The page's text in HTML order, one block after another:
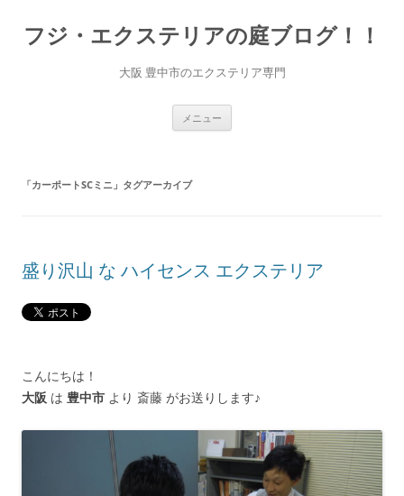
テ
ン
フジ・エクステリアの庭ブログ！！
大阪 豊中市のエクステリア専門
メニュー
「カーポートSCミニ 」タグアーカイブ
盛り沢山 な ハイセンス エクステリア
こんにちは！
大阪 は 豊中市 より 斎藤 がお送りします♪